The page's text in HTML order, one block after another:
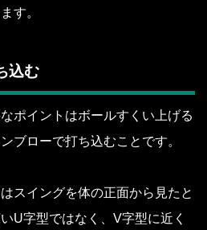
す。
込む
ポイントはボールすくい上げる
ブローで打ち込むことです。
スイングを体の正面から見たと
U字型ではなく、V字型に近く